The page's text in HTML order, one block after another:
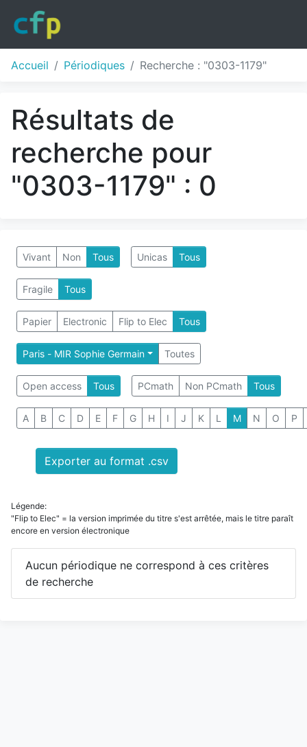
Accueil Périodiques Recherche : "0303-1179"
Résultats de
recherche pour
"0303-1179" : 0
Vivant Non Tous Unicas Tous
Fragile Tous
Papier Electronic Flip to Elec Tous
Paris - MIR Sophie Germain Toutes
Open access Tous PCmath Non PCmath Tous
A B C D E F G H I J K L M N O P
Exporter au format .csv
Légende:
"Flip to Elec" = la version imprimée du titre s'est arrêtée, mais le titre paraît
encore en version électronique
Aucun périodique ne correspond à ces critères
de recherche